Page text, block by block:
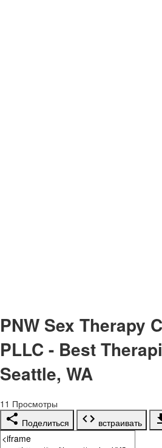
PNW Sex Therapy
PLLC - Best
Seattle, WA
11 Просмотры
Поделиться
встраивать